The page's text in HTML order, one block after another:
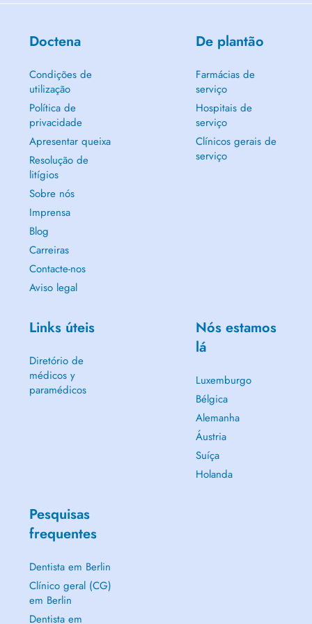
Doctena
Condições de
utilização
Política de
privacidade
Apresentar queixa
Resolução de
litígios
Sobre nós
Imprensa
Blog
Carreiras
Contacte-nos
Aviso legal
De plantão
Farmácias de
serviço
Hospitais de
serviço
Clínicos gerais de
serviço
Links úteis
Diretório de
médicos y
paramédicos
Nós estamos
lá
Luxemburgo
Bélgica
Alemanha
Áustria
Suíça
Holanda
Pesquisas
frequentes
Dentista em Berlin
Clínico geral (CG)
em Berlin
Dentista em